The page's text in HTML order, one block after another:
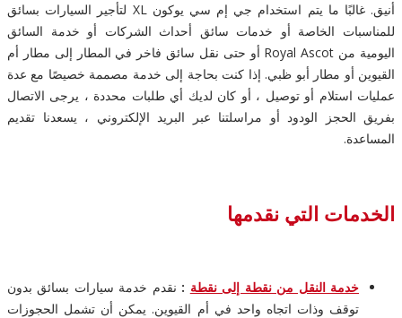
أنيق. غالبًا ما يتم استخدام جي إم سي يوكون XL لتأجير السيارات بسائق
للمناسبات الخاصة أو خدمات سائق أحداث الشركات أو خدمة السائق
اليومية من Royal Ascot أو حتى نقل سائق فاخر في المطار إلى مطار أم
القيوين أو مطار أبو ظبي. إذا كنت بحاجة إلى خدمة مصممة خصيصًا مع عدة
عمليات استلام أو توصيل ، أو كان لديك أي طلبات محددة ، يرجى الاتصال
بفريق الحجز الودود أو مراسلتنا عبر البريد الإلكتروني ، يسعدنا تقديم
المساعدة.
الخدمات التي نقدمها
خدمة النقل من نقطة إلى نقطة : نقدم خدمة سيارات بسائق بدون
توقف وذات اتجاه واحد في أم القيوين. يمكن أن تشمل الحجوزات